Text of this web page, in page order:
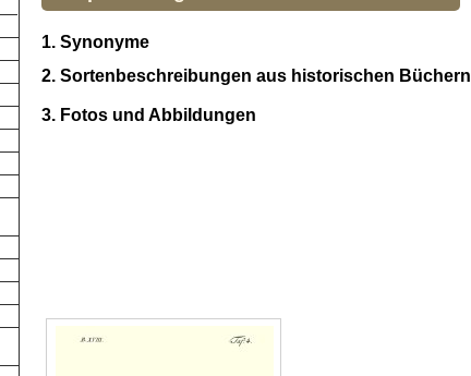
1. Synonyme
2. Sortenbeschreibungen aus historischen Büchern
3. Fotos und Abbildungen